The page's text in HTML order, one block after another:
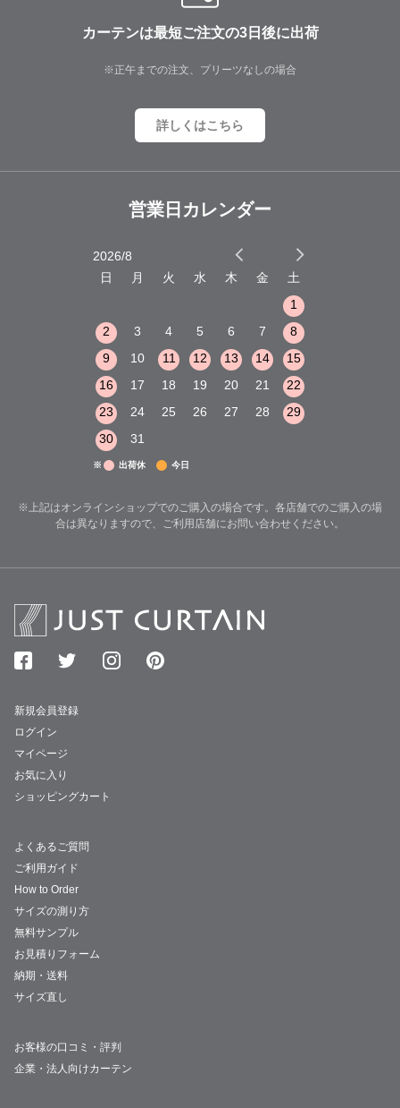
カーテンは最短ご注文の3日後に出荷
※正午までの注文、プリーツなしの場合
詳しくはこちら
営業日カレンダー
2026/8
日
月 火 水 木 金
土
1
2
3 4 5 6 7
8
9
10 11 12 13 14
15
16
17 18 19 20 21
22
23
24 25 26 27 28
29
30
31
※ 出荷休 今日
※上記はオンラインショップでのご購入の場合です。各店舗でのご購入の場
合は異なりますので、ご利用店舗にお問い合わせください。
新規会員登録
ログイン
マイページ
お気に入り
ショッピングカート
よくあるご質問
ご利用ガイド
How to Order
サイズの測り方
無料サンプル
お見積りフォーム
納期・送料
サイズ直し
お客様の口コミ・評判
企業・法人向けカーテン